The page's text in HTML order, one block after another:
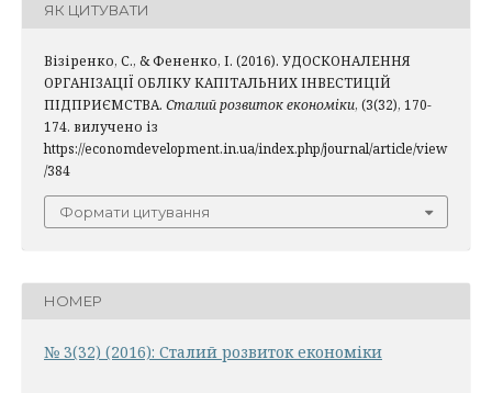
ЯК ЦИТУВАТИ
Візіренко, С., & Фененко, І. (2016). УДОСКОНАЛЕННЯ
ОРГАНІЗАЦІЇ ОБЛІКУ КАПІТАЛЬНИХ ІНВЕСТИЦІЙ
ПІДПРИЄМСТВА. Сталий розвиток економіки, (3(32), 170-
174. вилучено із
https://economdevelopment.in.ua/index.php/journal/article/view
/384
Формати цитування
НОМЕР
№ 3(32) (2016): Сталий розвиток економіки